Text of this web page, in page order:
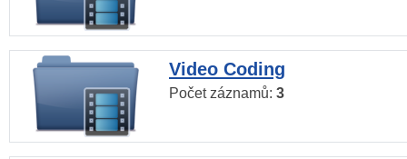
Video Coding
Počet záznamů: 3